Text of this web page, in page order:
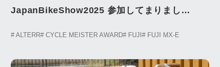
JapanBikeShow2025 参加してまりまし
に！CYCLEMEISTERAWARD
# ALTERR# CYCLE MEISTER AWARD# FUJI# FUJI MX-E